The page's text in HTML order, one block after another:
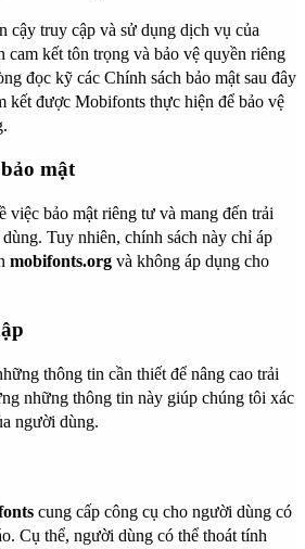
cậy truy cập và sử dụng dịch vụ của
cam kết tôn trọng và bảo vệ quyền riêng
đọc kỹ các Chính sách bảo mật sau đây
kết được Mobifonts thực hiện để bảo vệ
mật
việc bảo mật riêng tư và mang đến trải
Tuy nhiên, chính sách này chỉ áp
mobifonts.org và không áp dụng cho
thông tin cần thiết để nâng cao trải
những thông tin này giúp chúng tôi xác
người dùng.
cung cấp công cụ cho người dùng có
Cụ thể, người dùng có thể thoát tính